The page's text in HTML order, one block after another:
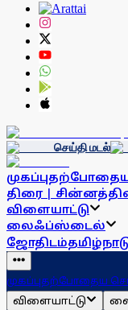
செய்தி மடல்
முகப்புதற்போதைய
திரை |
விளையாட்டு
லைஃப்ஸ்டைல்
ஜோதிடம்
முகப்புதற்போதைய
விளையாட்டு